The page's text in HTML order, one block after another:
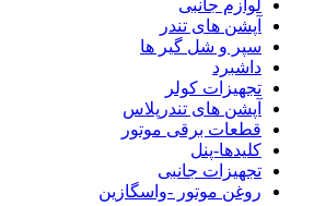
لوازم جانبی
آپشن های تندر
سپر و شل گیر ها
داشبرد
تجهیزات کولر
آپشن های تندرپلاس
قطعات برقی موتور
کلیدها-پنل
تجهیزات جانبی
روغن موتور -واسگازین